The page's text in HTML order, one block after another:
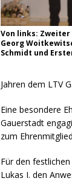
Von links:
Georg
Schmidt und
Jahren dem LTV
Eine besondere
Gauerstadt
zum
Für den
Lukas I. den